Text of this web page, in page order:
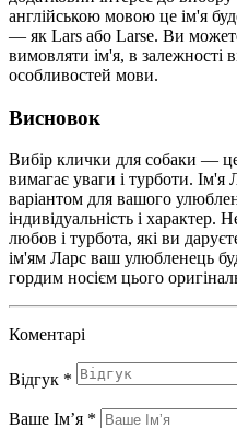
англійською мовою це ім'я
— як Lars або Larse. Ви
вимовляти ім'я, в залежності
особливостей мови.
Висновок
Вибір клички для собаки —
вимагає уваги і турботи.
варіантом для вашого
індивідуальність і
любов і турбота, які ви
ім'ям Ларс ваш улюбленець
гордим носієм цього
Коментарі
Відгук *
Ваше Імʼя *